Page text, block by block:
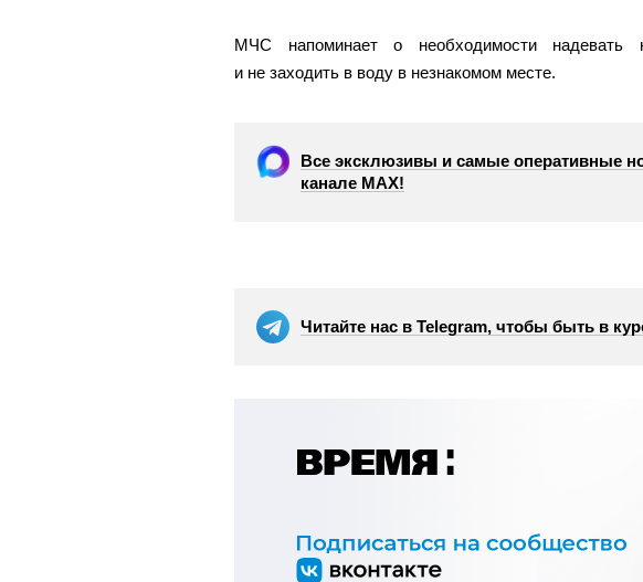
МЧС напоминает о необходимости надевать
и не заходить в воду в незнакомом месте.
Все эксклюзивы и самые оперативные
канале МАХ!
Читайте нас в Telegram, чтобы быть в